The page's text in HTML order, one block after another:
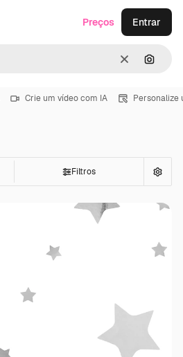
Limpar
Preços Entrar
Crie um vídeo com IA Personalize
Filtros